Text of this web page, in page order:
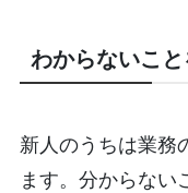
わからないこ
新人のうちは業務
ます。分からない